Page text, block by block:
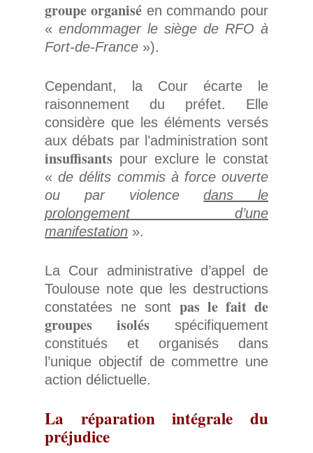
groupe organiséen commando pour
« endommager le siège de RFO à
Fort-de-France »).
Cependant, la Cour écarte le
raisonnement du préfet. Elle
considère que les éléments versés
aux débats par l’administration sont
insuffisants pour exclure le constat
«de délits commis à force ouverte
ou par violencedans le
prolongement d’une
manifestation ».
La Cour administrative d’appel de
Toulouse note que les destructions
constatées ne sont pas le fait de
groupes isolés spécifiquement
constitués et organisés dans
l’unique objectif de commettre une
action délictuelle.
La réparation intégrale du
préjudice